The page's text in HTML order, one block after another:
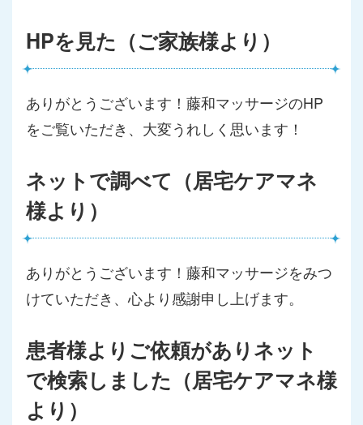
HPを見た（ご家族様より）
ありがとうございます！藤和マッサージのHP
をご覧いただき、大変うれしく思います！
ネットで調べて（居宅ケアマネ
様より）
ありがとうございます！藤和マッサージをみつ
けていただき、心より感謝申し上げます。
患者様よりご依頼がありネット
で検索しました（居宅ケアマネ様
より）